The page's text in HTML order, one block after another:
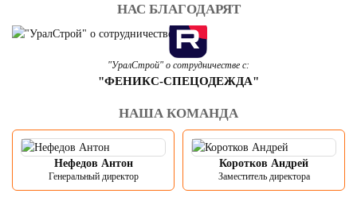
НАС БЛАГОДАРЯТ
"УралСтрой" о сотрудничестве с:
"ФЕНИКС-СПЕЦОДЕЖДА"
НАША КОМАНДА
Нефедов Антон
Генеральный директор
Коротков Андрей
Заместитель директора